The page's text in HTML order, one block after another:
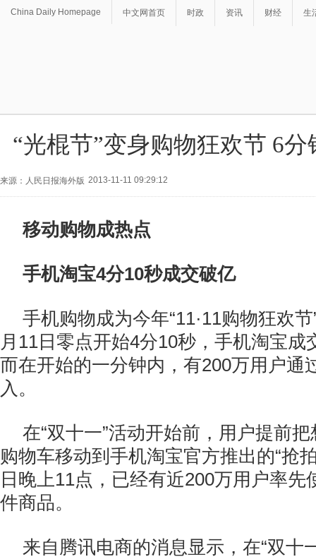
China Daily Homepage 中文网首页 时政 资讯 财经 生
“光棍节”变身购物狂欢节 6
来源：人民日报海外版 2013-11-11 09:29:12
移动购物成热点
手机淘宝4分10秒成交破亿
手机购物成为今年“11·11购物狂欢
月11日零点开始4分10秒，手机淘宝成
而在开始的一分钟内，有200万用户通
入。
在“双十一”活动开始前，用户提前
购物车移动到手机淘宝官方推出的“抢
日晚上11点，已经有近200万用户率先
件商品。
来自腾讯电商的消息显示，在“双十